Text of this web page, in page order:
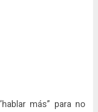
más” para no